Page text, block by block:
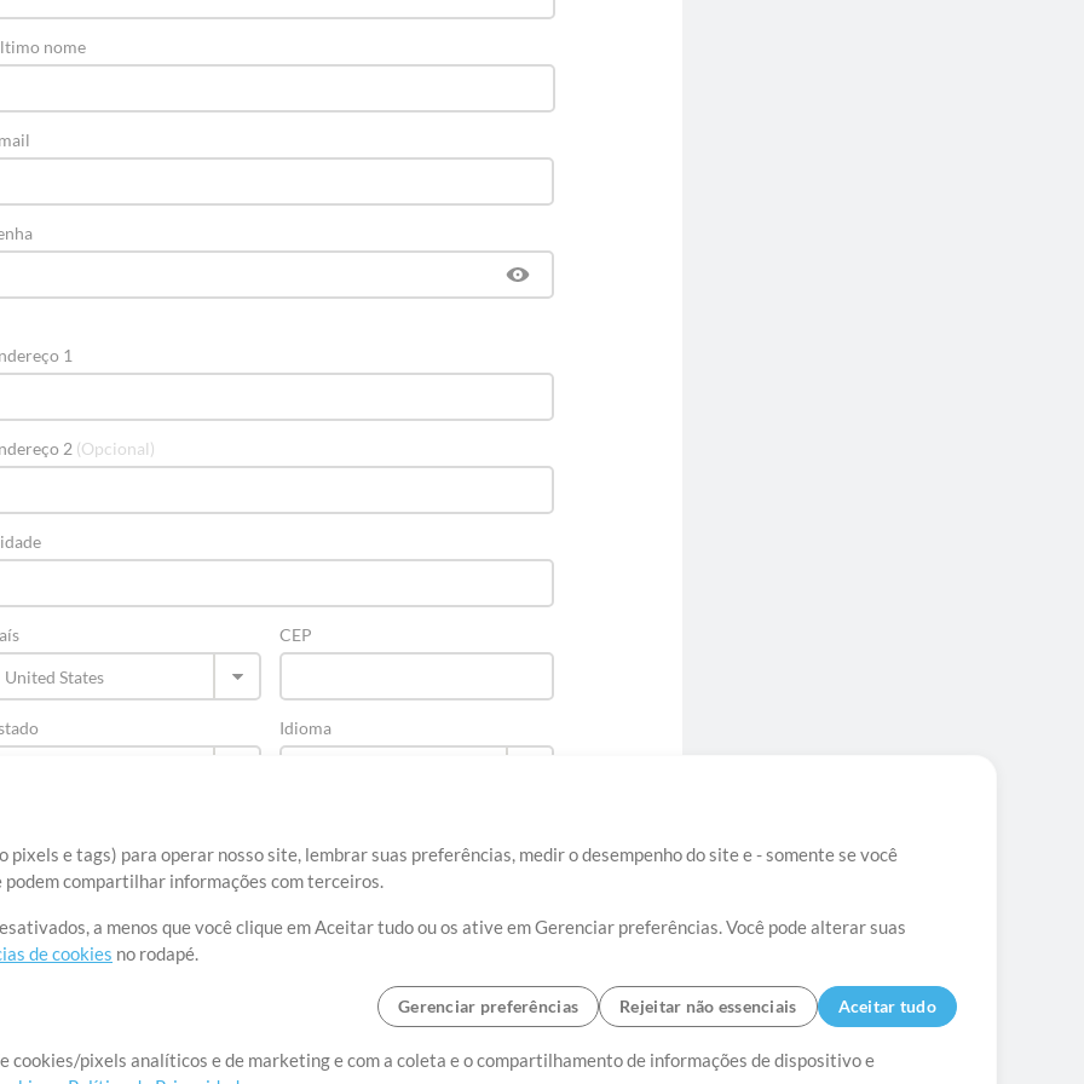
e tags) para operar nosso site, lembrar suas preferências, medir o desempenho do site e - somente se você
compartilhar informações com terceiros.
a menos que você clique em Aceitar tudo ou os ative em Gerenciar preferências. Você pode alterar suas
de cookies no rodapé.
Gerenciar preferências Rejeitar não essenciais Aceitar tudo
cookies/pixels analíticos e de marketing e com a coleta e o compartilhamento de informações de dispositivo e
nome
1
2 (Opcional)
CEP
Idioma
Termos de Uso Política de Privacidade Preferências de cookies
Contato